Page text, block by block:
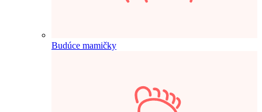
Budúce mamičky